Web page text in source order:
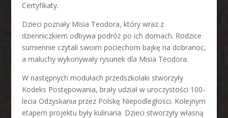
Certyfikaty.
Dzieci poznały Misia Teodora, który wraz z
dzienniczkiem odbywa podróż po ich domach. Rodzice
sumiennie czytali swoim pociechom bajkę na dobranoc,
a maluchy wykonywały rysunek dla Misia Teodora.
W następnych modułach przedszkolaki stworzyły
Kodeks Postępowania, brały udział w uroczystości 100-
lecia Odzyskania przez Polskę Niepodległości. Kolejnym
etapem projektu były kulinaria. Dzieci stworzyły własną